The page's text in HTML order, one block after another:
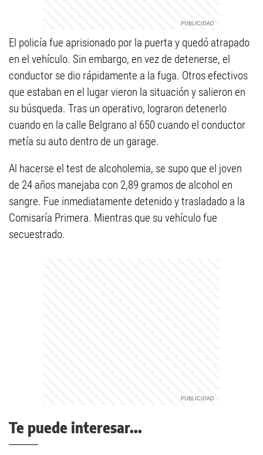
El policía fue aprisionado por la puerta y quedó atrapado
en el vehículo. Sin embargo, en vez de detenerse, el
conductor se dio rápidamente a la fuga. Otros efectivos
que estaban en el lugar vieron la situación y salieron en
su búsqueda. Tras un operativo, lograron detenerlo
cuando en la calle Belgrano al 650 cuando el conductor
metía su auto dentro de un garage.
Al hacerse el test de alcoholemia, se supo que el joven
de 24 años manejaba con 2,89 gramos de alcohol en
sangre. Fue inmediatamente detenido y trasladado a la
Comisaría Primera. Mientras que su vehículo fue
secuestrado.
Te puede interesar...